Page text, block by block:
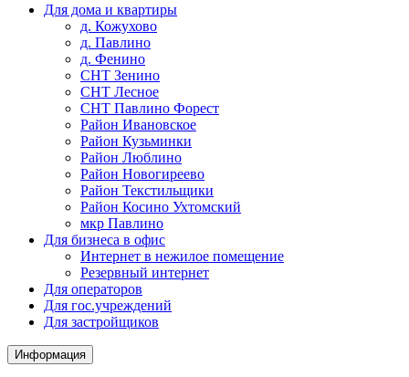
Для дома и квартиры
д. Кожухово
д. Павлино
д. Фенино
СНТ Зенино
СНТ Лесное
СНТ Павлино Форест
Район Ивановское
Район Кузьминки
Район Люблино
Район Новогиреево
Район Текстильщики
Район Косино Ухтомский
мкр Павлино
Для бизнеса в офис
Интернет в нежилое помещение
Резервный интернет
Для операторов
Для гос.учреждений
Для застройщиков
Информация